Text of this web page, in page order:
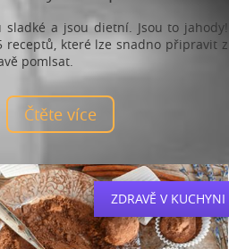
sladké a jsou dietní. Jsou to jahody!
receptů, které lze snadno připravit z
pomlsat.
Čtěte více
ZDRAVĚ V KUCHYNI